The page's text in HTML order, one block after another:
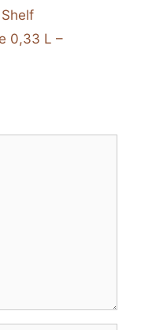
0,33 L –